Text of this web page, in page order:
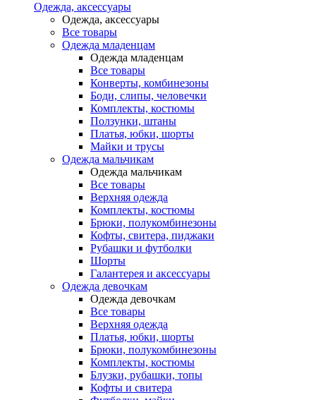
Одежда, аксессуары
Одежда, аксессуары
Все товары
Одежда младенцам
Одежда младенцам
Все товары
Конверты, комбинезоны
Боди, слипы, человечки
Комплекты, костюмы
Ползунки, штаны
Платья, юбки, шорты
Майки и трусы
Одежда мальчикам
Одежда мальчикам
Все товары
Верхняя одежда
Комплекты, костюмы
Брюки, полукомбинезоны
Кофты, свитера, пиджаки
Рубашки и футболки
Шорты
Галантерея и аксессуары
Одежда девочкам
Одежда девочкам
Все товары
Верхняя одежда
Платья, юбки, шорты
Брюки, полукомбинезоны
Комплекты, костюмы
Блузки, рубашки, топы
Кофты и свитера